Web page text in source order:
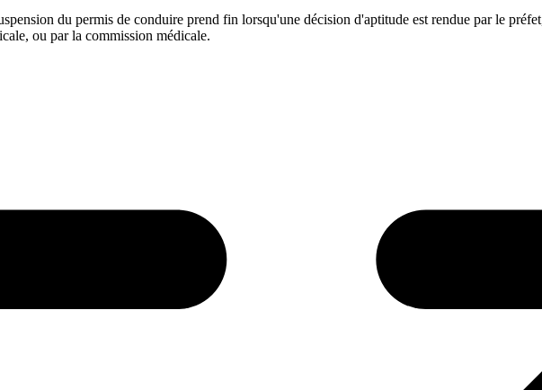
du permis de conduire prend fin lorsqu'une décision d'aptitude est rendue par le
ou par la commission médicale.